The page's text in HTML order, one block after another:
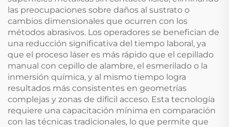
las preocupaciones sobre daños al sustrato o
cambios dimensionales que ocurren con los
métodos abrasivos. Los operadores se benefician de
una reducción significativa del tiempo laboral, ya
que el proceso láser es más rápido que el cepillado
manual con cepillo de alambre, el esmerilado o la
inmersión química, y al mismo tiempo logra
resultados más consistentes en geometrías
complejas y zonas de difícil acceso. Esta tecnología
requiere una capacitación mínima en comparación
con las técnicas tradicionales, lo que permite que